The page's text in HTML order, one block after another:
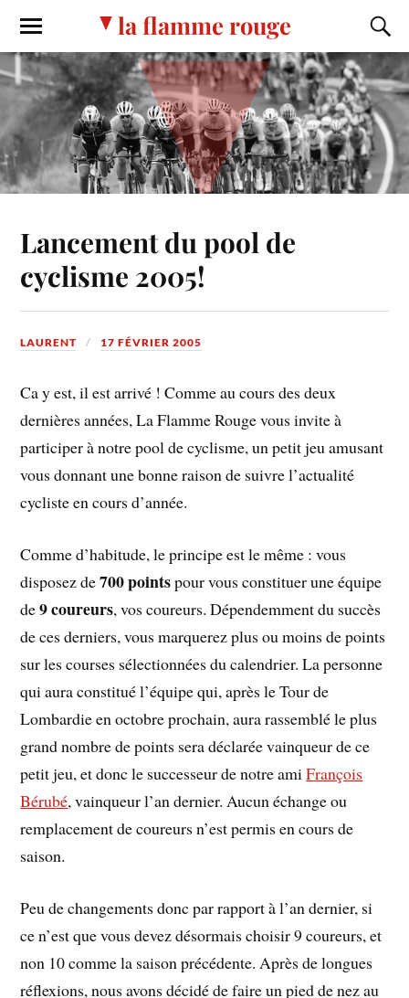
la flamme rouge
Lancement du pool de
cyclisme 2005!
LAURENT 17 FÉVRIER 2005
Ca y est, il est arrivé ! Comme au cours des deux
dernières années, La Flamme Rouge vous invite à
participer à notre pool de cyclisme, un petit jeu amusant
vous donnant une bonne raison de suivre l’actualité
cycliste en cours d’année.
Comme d’habitude, le principe est le même : vous
disposez de700 pointspour vous constituer une équipe
de9 coureurs, vos coureurs. Dépendemment du succès
de ces derniers, vous marquerez plus ou moins de points
sur les courses sélectionnées du calendrier. La personne
qui aura constitué l’équipe qui, après le Tour de
Lombardie en octobre prochain, aura rassemblé le plus
grand nombre de points sera déclarée vainqueur de ce
petit jeu, et donc le successeur de notre amiFrançois
Bérubé, vainqueur l’an dernier. Aucun échange ou
remplacement de coureurs n’est permis en cours de
saison.
Peu de changements donc par rapport à l’an dernier, si
ce n’est que vous devez désormais choisir 9 coureurs, et
non 10 comme la saison précédente. Après de longues
réflexions, nous avons décidé de faire un pied de nez au